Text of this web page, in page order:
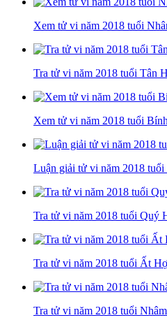
Xem tử vi năm 2018 tuổi
Tra tử vi năm 2018 tuổi Tân
Xem tử vi năm 2018 tuổi
Luận giải tử vi năm 2018
Tra tử vi năm 2018 tuổi Quý
Tra tử vi năm 2018 tuổi Ất
Tra tử vi năm 2018 tuổi